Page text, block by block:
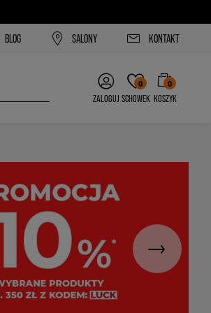
BLOG SALONY KONTAKT
ZALOGUJ
0
SCHOWEK
0
KOSZYK